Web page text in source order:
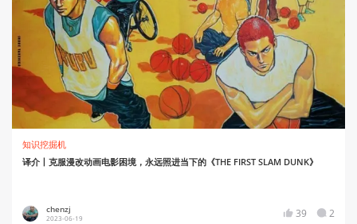
知识挖掘机
译介丨克服漫改动画电影困境，永远照进当下的《THE FIRST SLAM DUNK》
chenzj
2023-06-19 39 2